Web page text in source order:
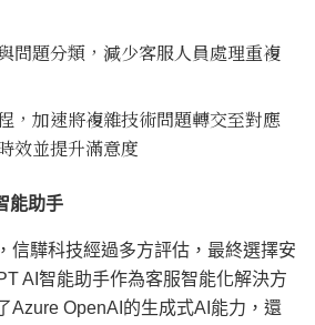
問題分類，減少客服人員處理重複
，加速將複雜技術問題轉交至對應
效並提升滿意度
能助手
信驊科技經過多方評估，最終選擇安
AI智能助手作為客服智能化解決方
Azure OpenAI的生成式AI能力，還